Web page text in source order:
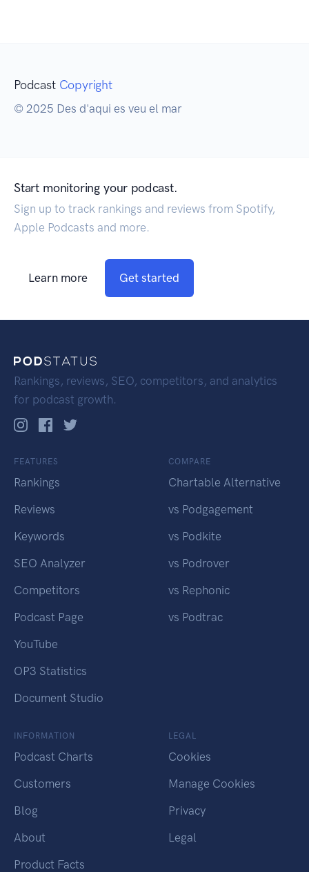
Podcast Copyright
© 2025 Des d'aqui es veu el mar
Start monitoring your podcast.
Sign up to track rankings and reviews from Spotify,
Apple Podcasts and more.
Learn more Get started
Rankings, reviews, SEO, competitors, and analytics
for podcast growth.
FEATURES
Rankings
Reviews
Keywords
SEO Analyzer
Competitors
Podcast Page
YouTube
OP3 Statistics
Document Studio
COMPARE
Chartable Alternative
vs Podgagement
vs Podkite
vs Podrover
vs Rephonic
vs Podtrac
INFORMATION
Podcast Charts
Customers
Blog
About
Product Facts
LEGAL
Cookies
Manage Cookies
Privacy
Legal